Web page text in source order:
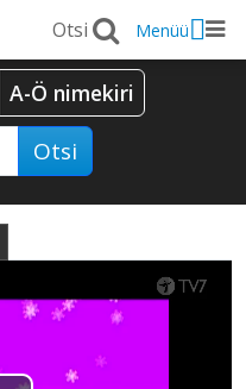
Menüü
A-Ö nimekiri
Otsi